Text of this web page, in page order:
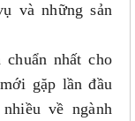
và những sản
nhất cho
gặp lần đầu
về ngành